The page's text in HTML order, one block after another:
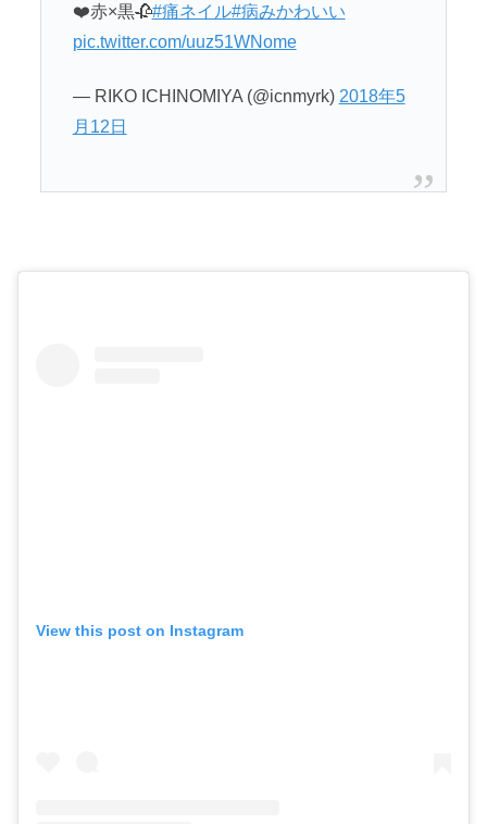
❤️赤×黒🥀#痛ネイル#病みかわいい
pic.twitter.com/uuz51WNome
— RIKO ICHINOMIYA (@icnmyrk) 2018年5
月12日
View this post on Instagram